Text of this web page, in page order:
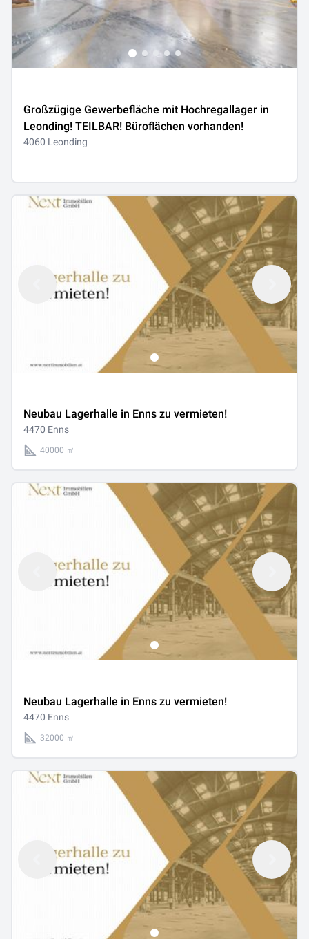
Großzügige Gewerbefläche mit Hochregallager in
Leonding! TEILBAR! Büroflächen vorhanden!
4060 Leonding
Neubau Lagerhalle in Enns zu vermieten!
4470 Enns
40000 ㎡
Neubau Lagerhalle in Enns zu vermieten!
4470 Enns
32000 ㎡